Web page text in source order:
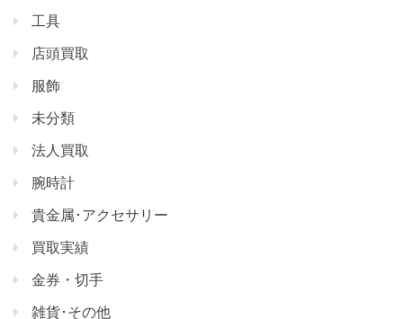
工具
店頭買取
服飾
未分類
法人買取
腕時計
貴金属･アクセサリー
買取実績
金券・切手
雑貨･その他